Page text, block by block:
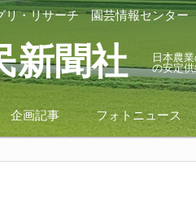
リ・リサーチ 園芸情報センター
新聞社
日本農
の安定供
企画記事 フォトニュース